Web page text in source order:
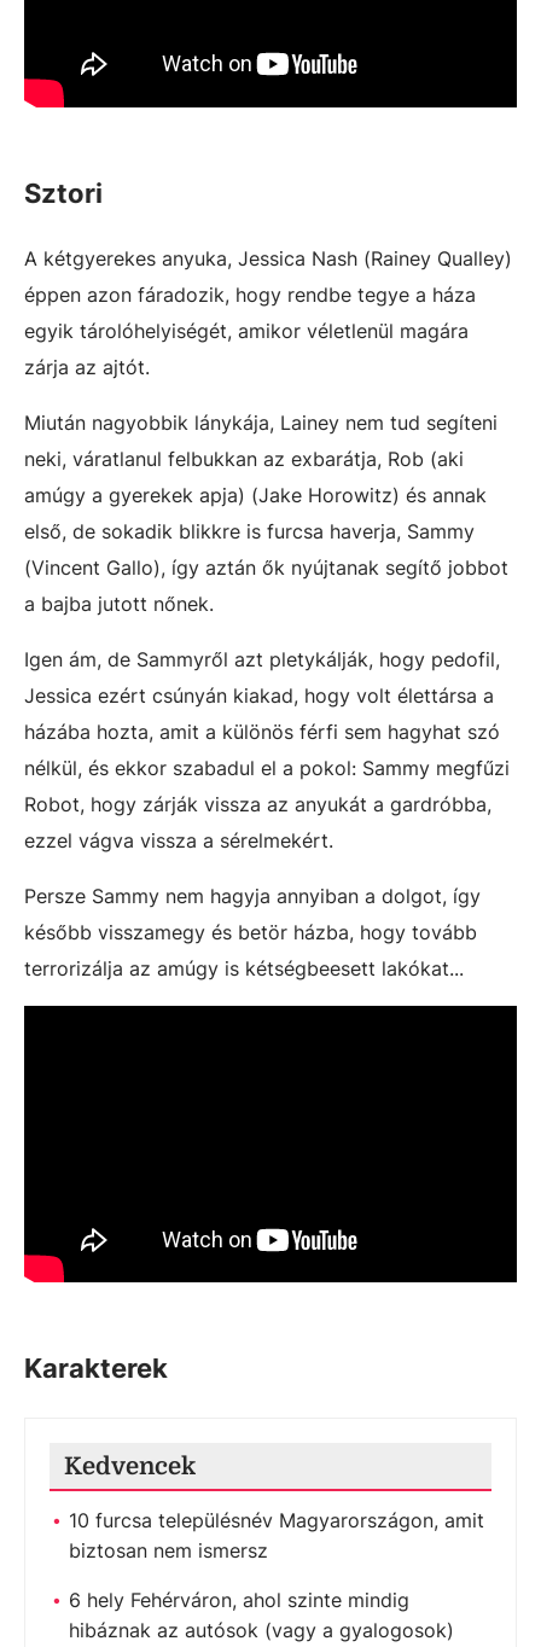
Sztori
A kétgyerekes anyuka, Jessica Nash (Rainey Qualley)
éppen azon fáradozik, hogy rendbe tegye a háza
egyik tárolóhelyiségét, amikor véletlenül magára
zárja az ajtót.
Miután nagyobbik lánykája, Lainey nem tud segíteni
neki, váratlanul felbukkan az exbarátja, Rob (aki
amúgy a gyerekek apja) (Jake Horowitz) és annak
első, de sokadik blikkre is furcsa haverja, Sammy
(Vincent Gallo), így aztán ők nyújtanak segítő jobbot
a bajba jutott nőnek.
Igen ám, de Sammyről azt pletykálják, hogy pedofil,
Jessica ezért csúnyán kiakad, hogy volt élettársa a
házába hozta, amit a különös férfi sem hagyhat szó
nélkül, és ekkor szabadul el a pokol: Sammy megfűzi
Robot, hogy zárják vissza az anyukát a gardróbba,
ezzel vágva vissza a sérelmekért.
Persze Sammy nem hagyja annyiban a dolgot, így
később visszamegy és betör házba, hogy tovább
terrorizálja az amúgy is kétségbeesett lakókat...
Karakterek
Kedvencek
10 furcsa településnév Magyarországon, amit
biztosan nem ismersz
6 hely Fehérváron, ahol szinte mindig
hibáznak az autósok (vagy a gyalogosok)